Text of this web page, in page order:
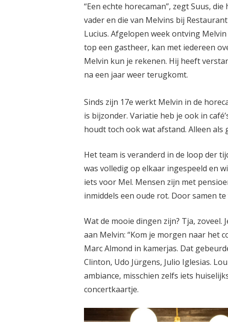
“Een echte horecaman”, zegt Suus,
vader en die van Melvins bij
Lucius. Afgelopen week ontving
top een gastheer, kan met iedereen
Melvin kun je rekenen. Hij heeft
na een jaar weer terugkomt.
Sinds zijn 17e werkt Melvin in de
is bijzonder. Variatie heb je ook in
houdt toch ook wat afstand. Alleen als
Het team is veranderd in de loop der
was volledig op elkaar ingespeeld en
iets voor Mel. Mensen zijn met
inmiddels een oude rot. Door samen
Wat de mooie dingen zijn? Tja,
aan Melvin: “Kom je morgen naar het
Marc Almond in kamerjas. Dat
Clinton, Udo Jürgens, Julio Iglesias.
ambiance, misschien zelfs iets
concertkaartje.